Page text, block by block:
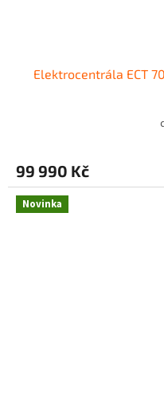
Elektrocentrála ECT
99 990 Kč
Novinka